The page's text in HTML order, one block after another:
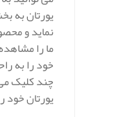
یورتان به
نماید و
ما را
خود را به
چند کلیک
یورتان خود